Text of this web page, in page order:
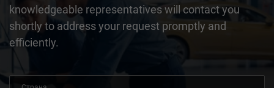
knowledgeable representatives will contact you
shortly to address your request promptly and
efficiently.